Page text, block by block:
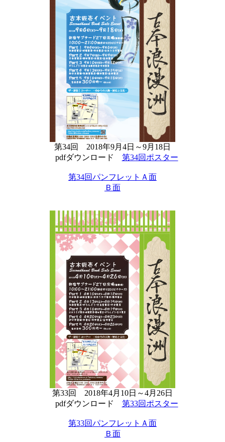
第34回 2018年9月4日～9月18日
pdfダウンロード 第34回ポスター
第34回パンフレットＡ面
Ｂ面
第33回 2018年4月10日～4月26日
pdfダウンロード 第33回ポスター
第33回パンフレットＡ面
Ｂ面